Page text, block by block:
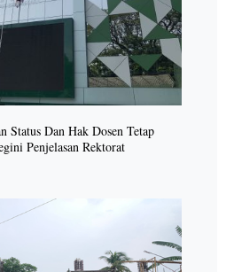
Status Dan Hak Dosen Tetap
Penjelasan Rektorat